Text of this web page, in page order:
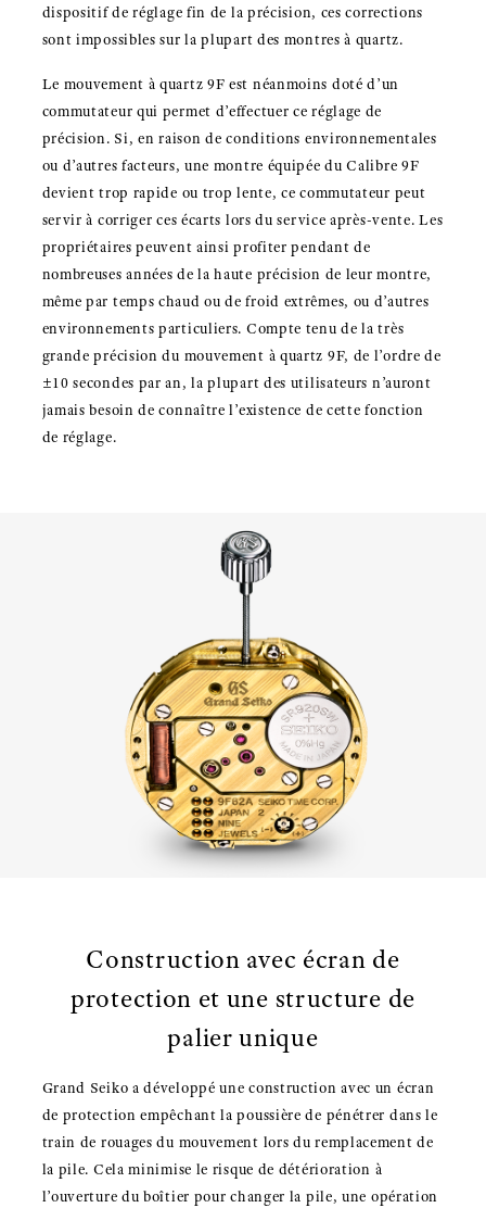
dispositif de réglage fin de la précision, ces corrections
sont impossibles sur la plupart des montres à quartz.
Le mouvement à quartz 9F est néanmoins doté d’un
commutateur qui permet d’effectuer ce réglage de
précision. Si, en raison de conditions environnementales
ou d’autres facteurs, une montre équipée du Calibre 9F
devient trop rapide ou trop lente, ce commutateur peut
servir à corriger ces écarts lors du service après-vente. Les
propriétaires peuvent ainsi profiter pendant de
nombreuses années de la haute précision de leur montre,
même par temps chaud ou de froid extrêmes, ou d’autres
environnements particuliers. Compte tenu de la très
grande précision du mouvement à quartz 9F, de l’ordre de
±10 secondes par an, la plupart des utilisateurs n’auront
jamais besoin de connaître l’existence de cette fonction
de réglage.
Construction avec écran de
protection et une structure de
palier unique
Grand Seiko a développé une construction avec un écran
de protection empêchant la poussière de pénétrer dans le
train de rouages du mouvement lors du remplacement de
la pile. Cela minimise le risque de détérioration à
l’ouverture du boîtier pour changer la pile, une opération